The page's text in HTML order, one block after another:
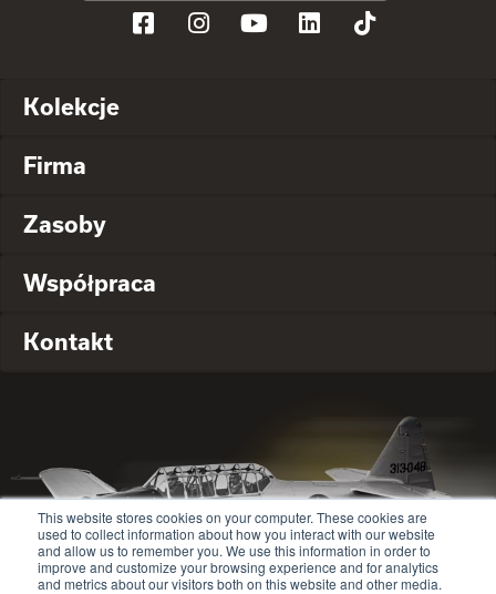
This website stores cookies on your computer. These cookies are
used to collect information about how you interact with our website
and allow us to remember you. We use this information in order to
improve and customize your browsing experience and for analytics
and metrics about our visitors both on this website and other media.
Kolekcje
Firma
Zasoby
Współpraca
Kontakt